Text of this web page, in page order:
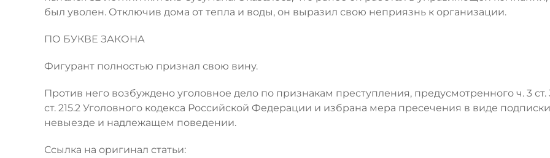
был уволен. Отключив дома от тепла и воды, он выразил свою неприязнь к организации.
ПО БУКВЕ ЗАКОНА
Фигурант полностью признал свою вину.
Против него возбуждено уголовное дело по признакам преступления, предусмотренного ч. 3 ст.
ст. 215.2 Уголовного кодекса Российской Федерации и избрана мера пресечения в виде
невыезде и надлежащем поведении.
Ссылка на оригинал статьи: